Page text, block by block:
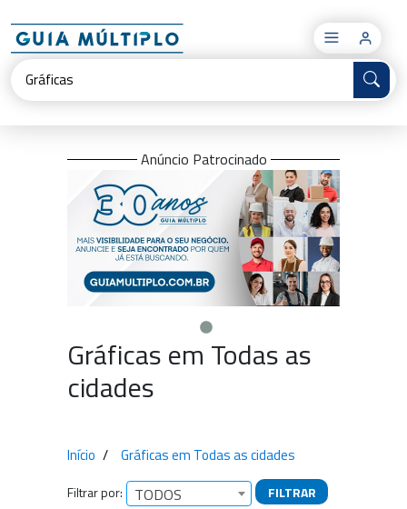
×
Anúncio Patrocinado
Gráficas em Todas as
cidades
Início Gráficas em Todas as cidades
Filtrar por: TODOS FILTRAR